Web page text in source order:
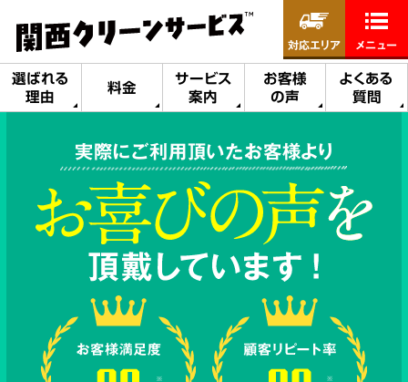
選ばれる
理由
料金
サービス
案内
お客様
の声
よくある
質問
対応エリア メニュー
実際にご利用頂いたお客様より